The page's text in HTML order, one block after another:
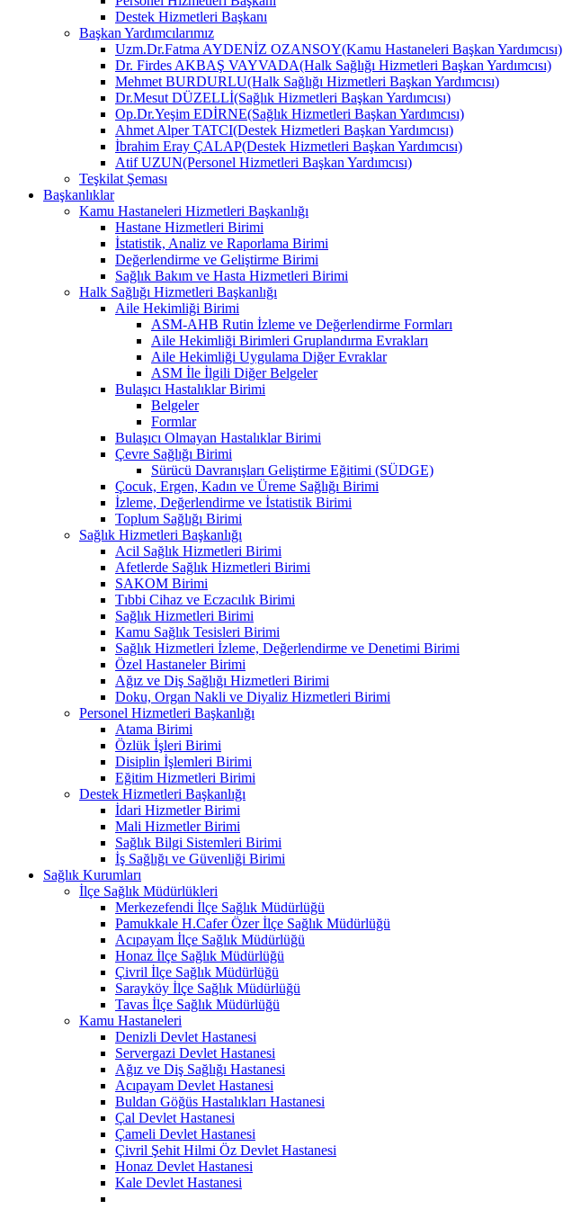
Destek Hizmetleri Başkanı
Başkan Yardımcılarımız
Uzm.Dr.Fatma AYDENİZ OZANSOY(Kamu Hastaneleri Başkan Yardımcısı)
Dr. Firdes AKBAŞ VAYVADA(Halk Sağlığı Hizmetleri Başkan Yardımcısı)
Mehmet BURDURLU(Halk Sağlığı Hizmetleri Başkan Yardımcısı)
Dr.Mesut DÜZELLİ(Sağlık Hizmetleri Başkan Yardımcısı)
Op.Dr.Yeşim EDİRNE(Sağlık Hizmetleri Başkan Yardımcısı)
Ahmet Alper TATCI(Destek Hizmetleri Başkan Yardımcısı)
İbrahim Eray ÇALAP(Destek Hizmetleri Başkan Yardımcısı)
Atif UZUN(Personel Hizmetleri Başkan Yardımcısı)
Teşkilat Şeması
Başkanlıklar
Kamu Hastaneleri Hizmetleri Başkanlığı
Hastane Hizmetleri Birimi
İstatistik, Analiz ve Raporlama Birimi
Değerlendirme ve Geliştirme Birimi
Sağlık Bakım ve Hasta Hizmetleri Birimi
Halk Sağlığı Hizmetleri Başkanlığı
Aile Hekimliği Birimi
ASM-AHB Rutin İzleme ve Değerlendirme Formları
Aile Hekimliği Birimleri Gruplandırma Evrakları
Aile Hekimliği Uygulama Diğer Evraklar
ASM İle İlgili Diğer Belgeler
Bulaşıcı Hastalıklar Birimi
Belgeler
Formlar
Bulaşıcı Olmayan Hastalıklar Birimi
Çevre Sağlığı Birimi
Sürücü Davranışları Geliştirme Eğitimi (SÜDGE)
Çocuk, Ergen, Kadın ve Üreme Sağlığı Birimi
İzleme, Değerlendirme ve İstatistik Birimi
Toplum Sağlığı Birimi
Sağlık Hizmetleri Başkanlığı
Acil Sağlık Hizmetleri Birimi
Afetlerde Sağlık Hizmetleri Birimi
SAKOM Birimi
Tıbbi Cihaz ve Eczacılık Birimi
Sağlık Hizmetleri Birimi
Kamu Sağlık Tesisleri Birimi
Sağlık Hizmetleri İzleme, Değerlendirme ve Denetimi Birimi
Özel Hastaneler Birimi
Ağız ve Diş Sağlığı Hizmetleri Birimi
Doku, Organ Nakli ve Diyaliz Hizmetleri Birimi
Personel Hizmetleri Başkanlığı
Atama Birimi
Özlük İşleri Birimi
Disiplin İşlemleri Birimi
Eğitim Hizmetleri Birimi
Destek Hizmetleri Başkanlığı
İdari Hizmetler Birimi
Mali Hizmetler Birimi
Sağlık Bilgi Sistemleri Birimi
İş Sağlığı ve Güvenliği Birimi
Sağlık Kurumları
İlçe Sağlık Müdürlükleri
Merkezefendi İlçe Sağlık Müdürlüğü
Pamukkale H.Cafer Özer İlçe Sağlık Müdürlüğü
Acıpayam İlçe Sağlık Müdürlüğü
Honaz İlçe Sağlık Müdürlüğü
Çivril İlçe Sağlık Müdürlüğü
Sarayköy İlçe Sağlık Müdürlüğü
Tavas İlçe Sağlık Müdürlüğü
Kamu Hastaneleri
Denizli Devlet Hastanesi
Servergazi Devlet Hastanesi
Ağız ve Diş Sağlığı Hastanesi
Acıpayam Devlet Hastanesi
Buldan Göğüs Hastalıkları Hastanesi
Çal Devlet Hastanesi
Çameli Devlet Hastanesi
Çivril Şehit Hilmi Öz Devlet Hastanesi
Honaz Devlet Hastanesi
Kale Devlet Hastanesi